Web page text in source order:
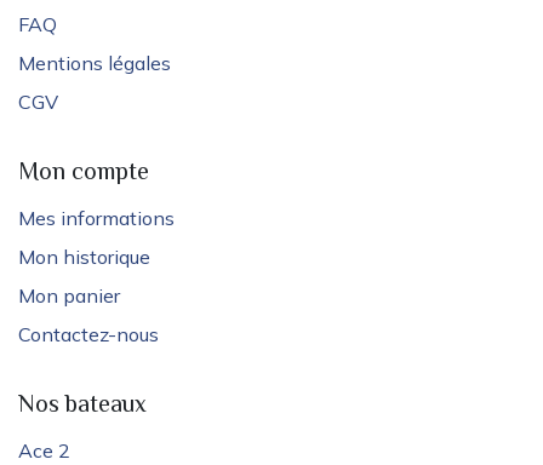
FAQ
Mentions légales
CGV
Mon compte
Mes informations
Mon historique
Mon panier
Contactez-nous
Nos bateaux
Ace 2